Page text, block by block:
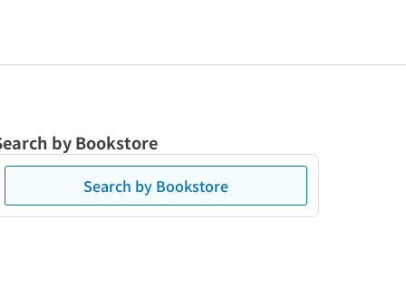
by Bookstore
Search by Bookstore